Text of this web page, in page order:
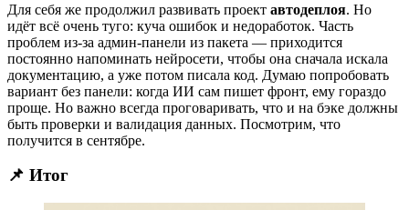
Для себя же продолжил развивать проект автодеплоя. Но
идёт всё очень туго: куча ошибок и недоработок. Часть
проблем из-за админ‑панели из пакета — приходится
постоянно напоминать нейросети, чтобы она сначала искала
документацию, а уже потом писала код. Думаю попробовать
вариант без панели: когда ИИ сам пишет фронт, ему гораздо
проще. Но важно всегда проговаривать, что и на бэке должны
быть проверки и валидация данных. Посмотрим, что
получится в сентябре.
📌 Итог